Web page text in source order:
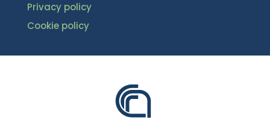
Privacy policy
Cookie policy